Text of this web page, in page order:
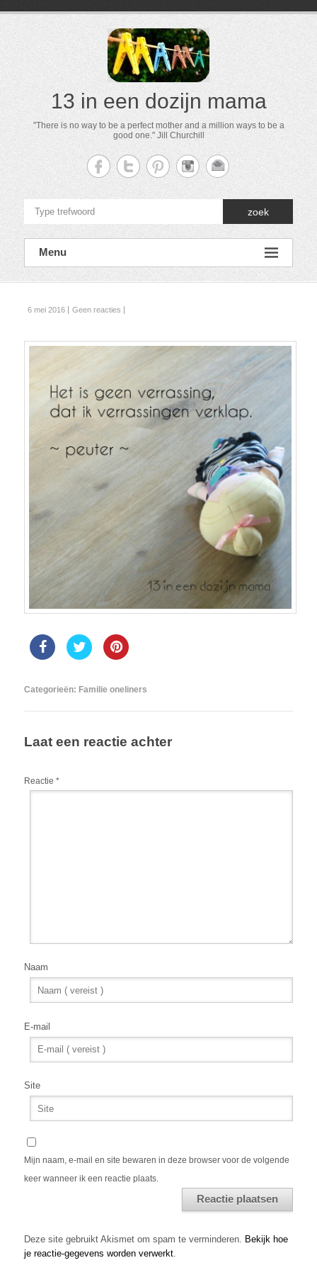
13 in een dozijn mama
"There is no way to be a perfect mother and a million ways to be a
good one." Jill Churchill
zoek
Menu
6 mei 2016 Geen reacties
Categorieën: Familie oneliners
Laat een reactie achter
Reactie *
Naam
E-mail
Site
Mijn naam, e-mail en site bewaren in deze browser voor de volgende
keer wanneer ik een reactie plaats.
Deze site gebruikt Akismet om spam te verminderen. Bekijk hoe
je reactie-gegevens worden verwerkt